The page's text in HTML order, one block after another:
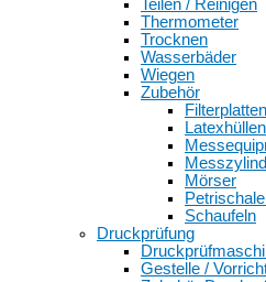
Teilen / Reinigen
Thermometer
Trocknen
Wasserbäder
Wiegen
Zubehör
Filterplatten
Latexhüllen
Mörser
Schaufeln
Druckprüfung
Gestelle /